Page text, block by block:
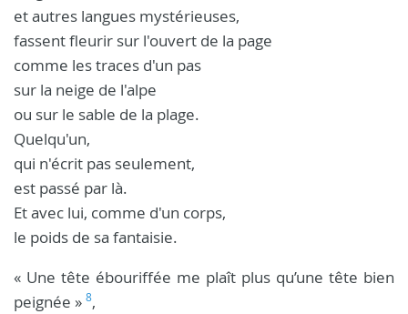
et autres langues mystérieuses,
fassent fleurir sur l'ouvert de la page
comme les traces d'un pas
sur la neige de l'alpe
ou sur le sable de la plage.
Quelqu'un,
qui n'écrit pas seulement,
est passé par là.
Et avec lui, comme d'un corps,
le poids de sa fantaisie.
« Une tête ébouriffée me plaît plus qu’une tête bien
peignée » 8,